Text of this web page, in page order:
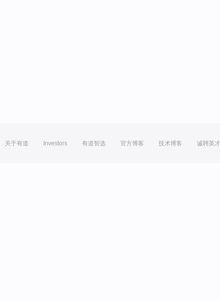
关于有道 Investors 有道智选 官方博客 技术博客 诚聘英才